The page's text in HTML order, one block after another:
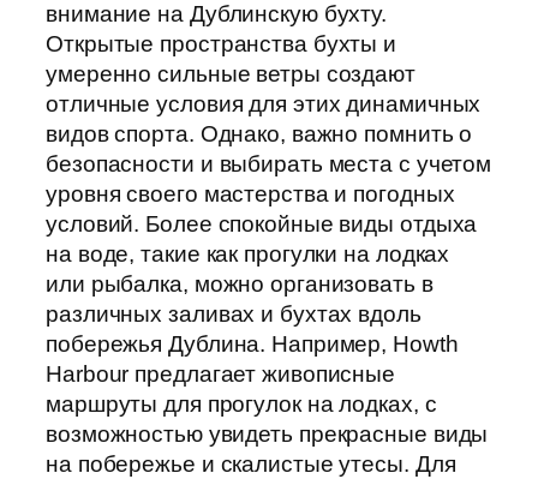
внимание на Дублинскую бухту.
Открытые пространства бухты и
умеренно сильные ветры создают
отличные условия для этих динамичных
видов спорта. Однако, важно помнить о
безопасности и выбирать места с учетом
уровня своего мастерства и погодных
условий. Более спокойные виды отдыха
на воде, такие как прогулки на лодках
или рыбалка, можно организовать в
различных заливах и бухтах вдоль
побережья Дублина. Например, Howth
Harbour предлагает живописные
маршруты для прогулок на лодках, с
возможностью увидеть прекрасные виды
на побережье и скалистые утесы. Для